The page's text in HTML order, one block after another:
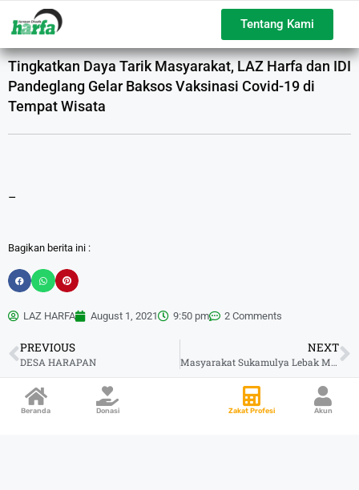
Tentang Kami
Tingkatkan Daya Tarik Masyarakat, LAZ Harfa dan IDI
Pandeglang Gelar Baksos Vaksinasi Covid-19 di
Tempat Wisata
–
Bagikan berita ini :
LAZ HARFA August 1, 2021 9:50 pm 2 Comments
PREVIOUS
DESA HARAPAN
NEXT
Masyarakat Sukamulya Lebak Merdeka dari Buang Air Besar Sembarangan
Beranda Donasi Zakat Profesi Akun